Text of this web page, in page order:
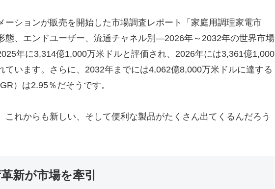
ーションが販売を開始した市場調査レポート「家庭用調理家電市
態、エンドユーザー、流通チャネル別―2026年～2032年の世界市場
年に3,314億1,000万米ドルと評価され、2026年には3,361億1,000
ています。さらに、2032年までには4,062億8,000万米ドルに達する
）は2.95％だそうです。
これからも新しい、そして便利な製品がたくさん出てくるんだろう
新が市場を牽引